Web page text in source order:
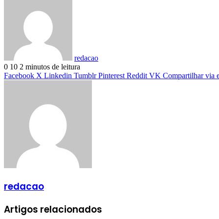
redacao
0 10 2 minutos de leitura
Facebook X Linkedin Tumblr Pinterest Reddit VK Compartilhar via
redacao
Artigos relacionados